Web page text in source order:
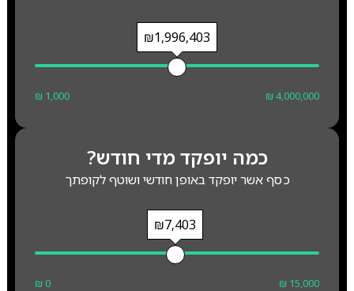
₪1,996,403
₪ 1,000 ₪ 4,000,000
כמה יופקד מדי חודש?
כסף אשר יופקד באופן חודשי ושוטף לקופתך
₪7,403
₪ 0 ₪ 15,000